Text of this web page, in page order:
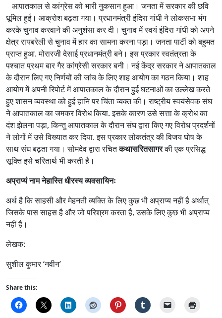
आपातकाल से कांग्रेस को भारी नुकसान हुआ। जनता में सरकार की छवि
धूमिल हुई। आक्रोश बढ़ता गया। प्रधानमंत्री इंदिरा गांधी ने लोकसभा भंग
करके चुनाव करवाने की अनुशंसा कर दी। चुनाव में स्वयं इंदिरा गांधी को अपने
क्षेत्र रायबरेली से चुनाव में हार का सामना करना पड़ा। जनता पार्टी को बहुमत
प्राप्त हुआ. मोरारजी देसाई प्रधानमंत्री बने। इस प्रकार स्वतंत्रता के
पश्चात प्रथम बार गैर कांग्रेसी सरकार बनी। नई केंद्र सरकार ने आपातकाल
के दौरान लिए गए निर्णयों की जांच के लिए शाह आयोग का गठन किया। शाह
आयोग में अपनी रिपोर्ट में आपातकाल के दौरान हुई घटनाओं का उल्लेख करते
हुए शासन व्यवस्था को हुई हानि पर चिंता व्यक्त की। राष्ट्रीय स्वयंसेवक संघ
ने आपातकाल का जमकर विरोध किया. इसके कारण उसे सत्ता के क्रोध का
दंश झेलना पड़ा, किन्तु आपातकाल के दौरान संघ द्वारा किए गए विरोध प्रदर्शनों
ने लोगों में उसे विख्यात कर दिया. इस प्रकार लोकतंत्र की विजय घोष के
साथ संघ बढ़ता गया। सोमदेव द्वारा रचितकथासरितसागरकी एक प्रसिद्ध
सूक्ति इसे चरितार्थ भी करती है।
अप्राप्यं नाम नेहास्ति धीरस्य व्यवसायिनः
अर्थ है कि साहसी और मेहनती व्यक्ति के लिए कुछ भी अप्राप्य नहीं है अर्थात्
जिसके पास साहस है और जो परिश्रम करता है, उसके लिए कुछ भी अप्राप्य
नहीं है।
लेखक:
सुशील कुमार ‘नवीन’
Share this: